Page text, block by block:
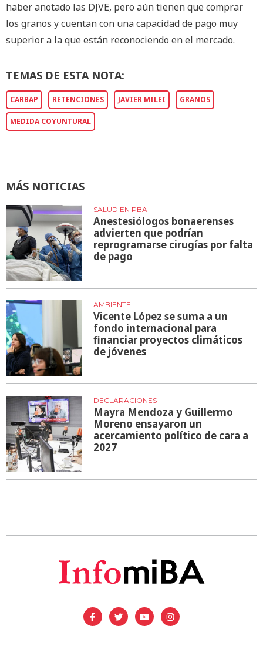
haber anotado las DJVE, pero aún tienen que comprar
los granos y cuentan con una capacidad de pago muy
superior a la que están reconociendo en el mercado.
TEMAS DE ESTA NOTA:
CARBAP RETENCIONES JAVIER MILEI GRANOS
MEDIDA COYUNTURAL
MÁS NOTICIAS
SALUD EN PBA
Anestesiólogos bonaerenses
advierten que podrían
reprogramarse cirugías por falta
de pago
AMBIENTE
Vicente López se suma a un
fondo internacional para
financiar proyectos climáticos
de jóvenes
DECLARACIONES
Mayra Mendoza y Guillermo
Moreno ensayaron un
acercamiento político de cara a
2027